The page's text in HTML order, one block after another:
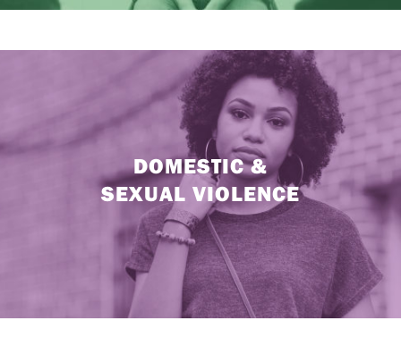
DOMESTIC &
SEXUAL VIOLENCE